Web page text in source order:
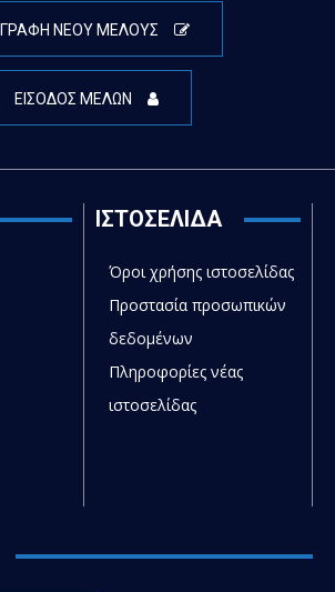
ΝΕΟΥ ΜΕΛΟΥΣ
ΕΙΣΟΔΟΣ ΜΕΛΩΝ
ΙΣΤΟΣΕΛΙΔΑ
Όροι χρήσης ιστοσελίδας
Προστασία προσωπικών
δεδομένων
Πληροφορίες νέας
ιστοσελίδας